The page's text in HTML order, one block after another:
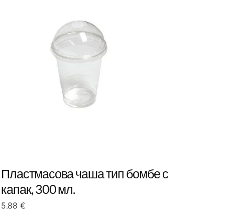
Пластмасова чаша тип бомбе с
капак, 300 мл.
5.88 €